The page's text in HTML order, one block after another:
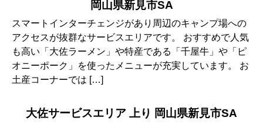
岡山県新見市SA
スマートインターチェンジがあり周辺のキャンプ場への
アクセスが抜群なサービスエリアです。 おすすめで人気
も高い「大佐ラーメン」や特産である「千屋牛」や「ピ
オニーポーク」を使ったメニューが充実しています。 お
土産コーナーでは […]
大佐サービスエリア 上り 岡山県新見市SA